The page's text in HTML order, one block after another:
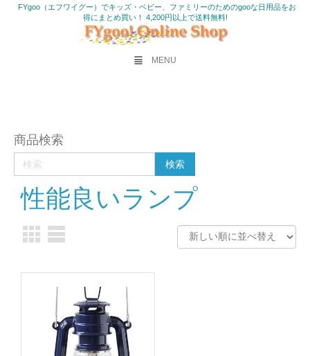
FYgoo（エフワイグー）でキッズ・ベビー、ファミリーのためのgooな日用品をお
得にまとめ買い！ 4,200円以上で送料無料!
MENU
商品検索
性能良いランプ